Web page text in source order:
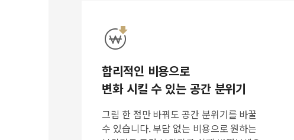
합리적인 비용으로
변화 시킬 수 있는 공간 분위기
그림 한 점만 바꿔도 공간 분위기를 바꿀
수 있습니다. 부담 없는 비용으로 원하는